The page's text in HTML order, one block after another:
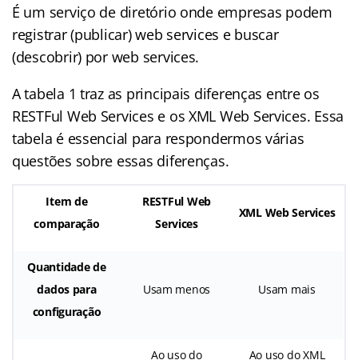
É um serviço de diretório onde empresas podem
registrar (publicar) web services e buscar
(descobrir) por web services.
A tabela 1 traz as principais diferenças entre os
RESTFul Web Services e os XML Web Services. Essa
tabela é essencial para respondermos várias
questões sobre essas diferenças.
Item de
comparação
RESTFul Web
Services
XML Web Services
Quantidade de
dados para
configuração
Usam menos Usam mais
Ao uso do
Ao uso do XML